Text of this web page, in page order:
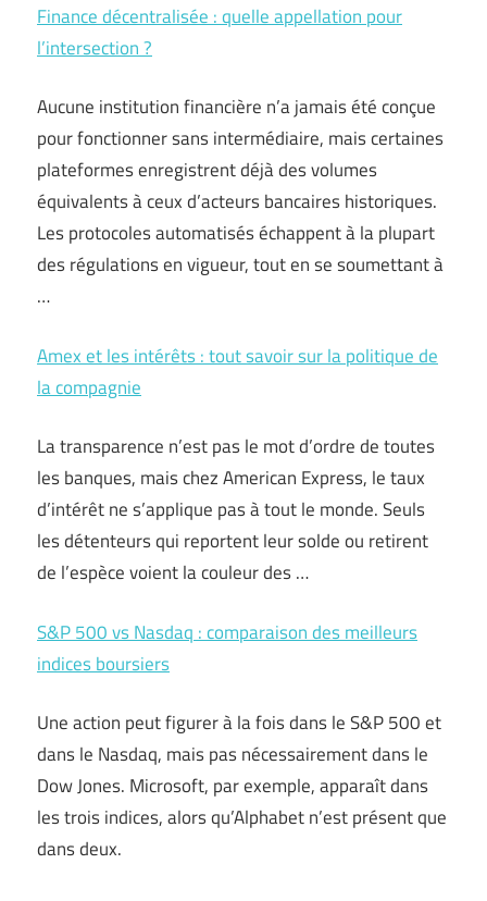
Finance décentralisée : quelle appellation pour
l’intersection ?
Aucune institution financière n’a jamais été conçue
pour fonctionner sans intermédiaire, mais certaines
plateformes enregistrent déjà des volumes
équivalents à ceux d’acteurs bancaires historiques.
Les protocoles automatisés échappent à la plupart
des régulations en vigueur, tout en se soumettant à
…
Amex et les intérêts : tout savoir sur la politique de
la compagnie
La transparence n’est pas le mot d’ordre de toutes
les banques, mais chez American Express, le taux
d’intérêt ne s’applique pas à tout le monde. Seuls
les détenteurs qui reportent leur solde ou retirent
de l’espèce voient la couleur des …
S&P 500 vs Nasdaq : comparaison des meilleurs
indices boursiers
Une action peut figurer à la fois dans le S&P 500 et
dans le Nasdaq, mais pas nécessairement dans le
Dow Jones. Microsoft, par exemple, apparaît dans
les trois indices, alors qu’Alphabet n’est présent que
dans deux.